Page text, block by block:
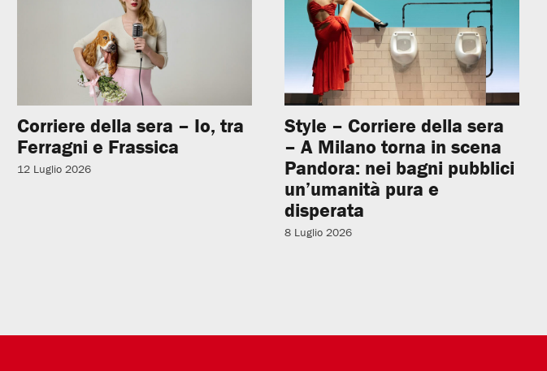
Corriere della sera – Io, tra
Ferragni e Frassica
12 Luglio 2026
Style – Corriere della sera
– A Milano torna in scena
Pandora: nei bagni pubblici
un’umanità pura e
disperata
8 Luglio 2026